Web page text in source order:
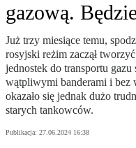
gazową.
Już trzy miesiące temu,
rosyjski reżim zaczął
jednostek do transportu
wątpliwymi banderami i bez
okazało się jednak dużo
starych tankowców.
Publikacja: 27.06.2024 16:38